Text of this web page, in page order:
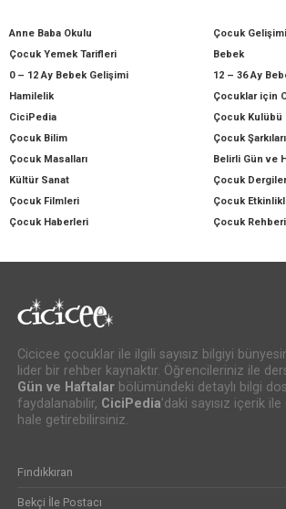
Anne Baba Okulu
Çocuk Gelişimi
Çocuk Yemek Tarifleri
Bebek
0 – 12 Ay Bebek Gelişimi
12 – 36 Ay
Hamilelik
Çocuklar için
CiciPedia
Çocuk Kulübü
Çocuk Bilim
Çocuk Şarkıları
Çocuk Masalları
Belirli Gün ve
Kültür Sanat
Çocuk
Çocuk Filmleri
Çocuk
Çocuk Haberleri
Çocuk Rehberi
Cicicee çocuklar ile ilgili sayısız bilgiyi
lider bir rehber kaynaktır. Öğrencileriniz ile
Gün ve Haftalarbölümündeki detaylı bilgi
faydalanabilir, CiciPedia’daki sayısız içerik
hale getirebilirsiniz.
Fındıkkıran
Bekçi İle Postacı